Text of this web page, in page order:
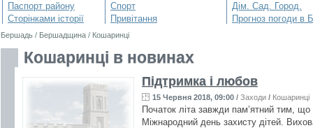
Паспорт району
Сторінками історії
Спорт
Привітання
Дім. Сад. Город.
Прогноз погоди в
Бершадь / Бершадщина / Кошаринці
Кошаринці в новинах
Підтримка і любов
15 Червня 2018, 09:00 / Заходи / Кошаринці
Початок літа завжди пам’ятний тим,
Міжнародний день захисту дітей.